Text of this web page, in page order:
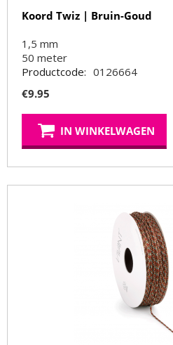
Koord Twiz | Bruin-Goud
1,5 mm
50 meter
Productcode: 0126664
€9.95
IN WINKELWAGEN